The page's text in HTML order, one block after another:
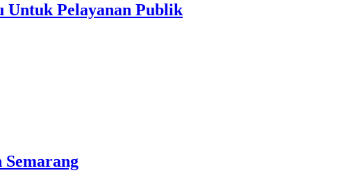
Untuk Pelayanan Publik